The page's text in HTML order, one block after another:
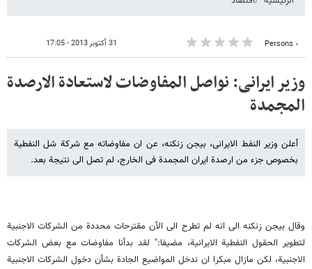
٠ Persons 31 أكتوبر 2013 - 17:05
وزیر ایرانی: نواصل المفاوضات لاستعادة الارصدة
المجمدة
أعلن وزیر النفط الایرانی، بیجن زنکنه، عن ان مفاوضاته مع شرکة شل النفطیة
بخصوص جزء من ارصدة ایران المجمدة فی الخارج، لم تصل الى نتیجة بعد.
وقال بیجن زنکنه الى انه لم تطرح الى الآن مقترحات محددة من الشرکات الاجنبیة
لتطویر الحقول النفطیة الایرانیة، مضیفا:" لقد بدأنا مفاوضات مع بعض الشرکات
الاجنبیة، لکن مازال مبکرا ان ندخل المواضیع الجادة بشأن دخول الشرکات الاجنبیة